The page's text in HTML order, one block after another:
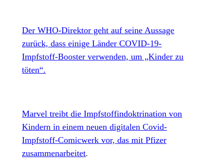
Der WHO-Direktor geht auf seine Aussage
zurück, dass einige Länder COVID-19-
Impfstoff-Booster verwenden, um „Kinder zu
töten“.
Marvel treibt die Impfstoffindoktrination von
Kindern in einem neuen digitalen Covid-
Impfstoff-Comicwerk vor, das mit Pfizer
zusammenarbeitet.